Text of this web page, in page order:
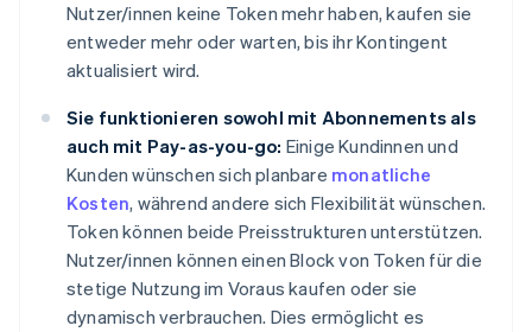
Nutzer/innen keine Token mehr haben, kaufen sie
entweder mehr oder warten, bis ihr Kontingent
aktualisiert wird.
Sie funktionieren sowohl mit Abonnements als
auch mit Pay-as-you-go: Einige Kundinnen und
Kunden wünschen sich planbare monatliche
Kosten, während andere sich Flexibilität wünschen.
Token können beide Preisstrukturen unterstützen.
Nutzer/innen können einen Block von Token für die
stetige Nutzung im Voraus kaufen oder sie
dynamisch verbrauchen. Dies ermöglicht es